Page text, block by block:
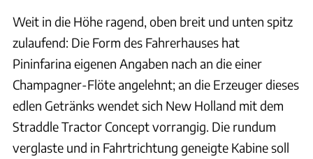
Weit in die Höhe ragend, oben breit und unten spitz
zulaufend: Die Form des Fahrerhauses hat
Pininfarina eigenen Angaben nach an die einer
Champagner-Flöte angelehnt; an die Erzeuger dieses
edlen Getränks wendet sich New Holland mit dem
Straddle Tractor Concept vorrangig. Die rundum
verglaste und in Fahrtrichtung geneigte Kabine soll